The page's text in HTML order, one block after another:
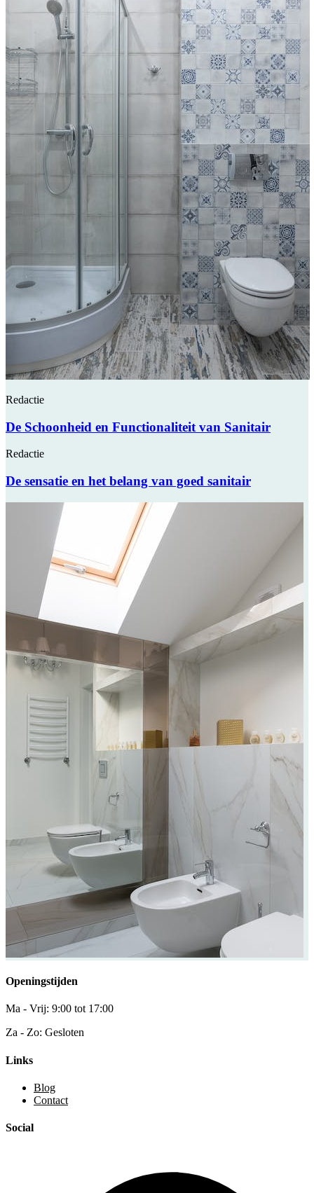
Redactie
De Schoonheid en Functionaliteit van Sanitair
Redactie
De sensatie en het belang van goed sanitair
Openingstijden
Ma - Vrij: 9:00 tot 17:00
Za - Zo: Gesloten
Links
Blog
Contact
Social